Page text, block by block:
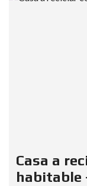
Casa a
habitable